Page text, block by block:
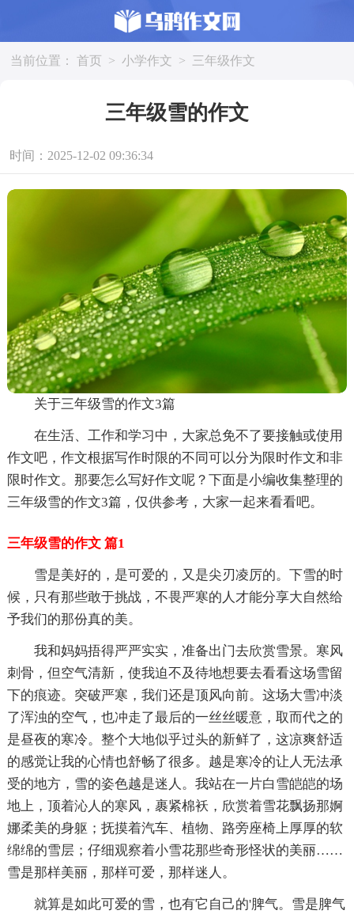
当前位置： 首页 > 小学作文 > 三年级作文
三年级雪的作文
时间：2025-12-02 09:36:34
关于三年级雪的作文3篇
在生活、工作和学习中，大家总免不了要接触或使用
作文吧，作文根据写作时限的不同可以分为限时作文和非
限时作文。那要怎么写好作文呢？下面是小编收集整理的
三年级雪的作文3篇，仅供参考，大家一起来看看吧。
三年级雪的作文 篇1
雪是美好的，是可爱的，又是尖刃凌厉的。下雪的时
候，只有那些敢于挑战，不畏严寒的人才能分享大自然给
予我们的那份真的美。
我和妈妈捂得严严实实，准备出门去欣赏雪景。寒风
刺骨，但空气清新，使我迫不及待地想要去看看这场雪留
下的痕迹。突破严寒，我们还是顶风向前。这场大雪冲淡
了浑浊的空气，也冲走了最后的一丝丝暖意，取而代之的
是昼夜的寒冷。整个大地似乎过头的新鲜了，这凉爽舒适
的感觉让我的心情也舒畅了很多。越是寒冷的让人无法承
受的地方，雪的姿色越是迷人。我站在一片白雪皑皑的场
地上，顶着沁人的寒风，裹紧棉袄，欣赏着雪花飘扬那婀
娜柔美的身躯；抚摸着汽车、植物、路旁座椅上厚厚的软
绵绵的雪层；仔细观察着小雪花那些奇形怪状的美丽……
雪是那样美丽，那样可爱，那样迷人。
就算是如此可爱的雪，也有它自己的'脾气。雪是脾气